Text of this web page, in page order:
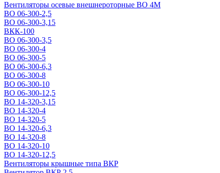
Вентиляторы осевые внешнероторные ВО 4М
ВО 06-300-2,5
ВО 06-300-3,15
ВКК-100
ВО 06-300-3,5
ВО 06-300-4
ВО 06-300-5
ВО 06-300-6,3
ВО 06-300-8
ВО 06-300-10
ВО 06-300-12,5
ВО 14-320-3,15
ВО 14-320-4
ВО 14-320-5
ВО 14-320-6,3
ВО 14-320-8
ВО 14-320-10
ВО 14-320-12,5
Вентиляторы крышные типа ВКР